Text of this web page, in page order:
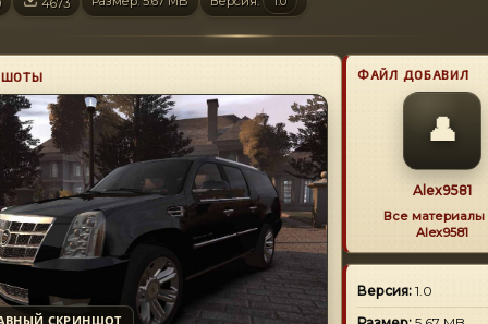
4673
СКРИНШОТ
ФАЙЛ ДОБАВИЛ
👤
Alex9581
Все материалы
Alex9581
Версия: 1.0